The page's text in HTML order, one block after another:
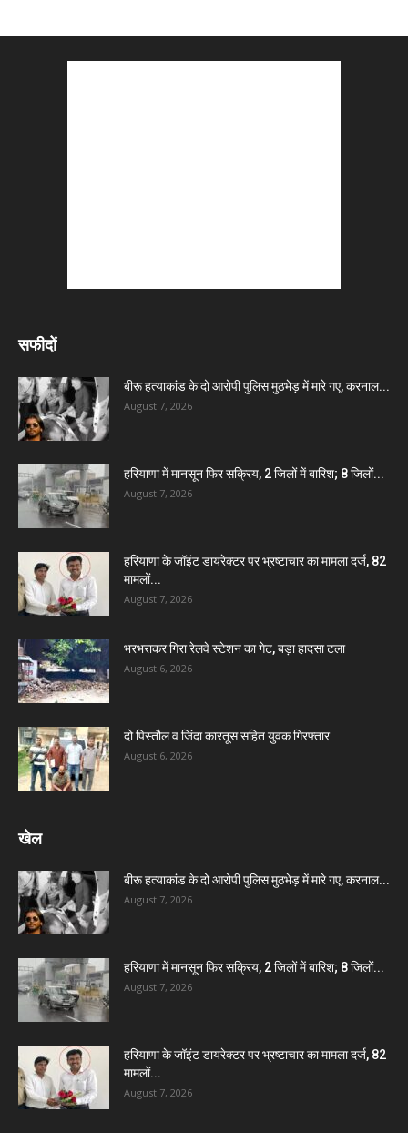
सफीदों
बीरू हत्याकांड के दो आरोपी पुलिस मुठभेड़ में मारे गए, करनाल...
August 7, 2026
हरियाणा में मानसून फिर सक्रिय, 2 जिलों में बारिश; 8 जिलों...
August 7, 2026
हरियाणा के जॉइंट डायरेक्टर पर भ्रष्टाचार का मामला दर्ज, 82
मामलों...
August 7, 2026
भरभराकर गिरा रेलवे स्टेशन का गेट, बड़ा हादसा टला
August 6, 2026
दो पिस्तौल व जिंदा कारतूस सहित युवक गिरफ्तार
August 6, 2026
खेल
बीरू हत्याकांड के दो आरोपी पुलिस मुठभेड़ में मारे गए, करनाल...
August 7, 2026
हरियाणा में मानसून फिर सक्रिय, 2 जिलों में बारिश; 8 जिलों...
August 7, 2026
हरियाणा के जॉइंट डायरेक्टर पर भ्रष्टाचार का मामला दर्ज, 82
मामलों...
August 7, 2026